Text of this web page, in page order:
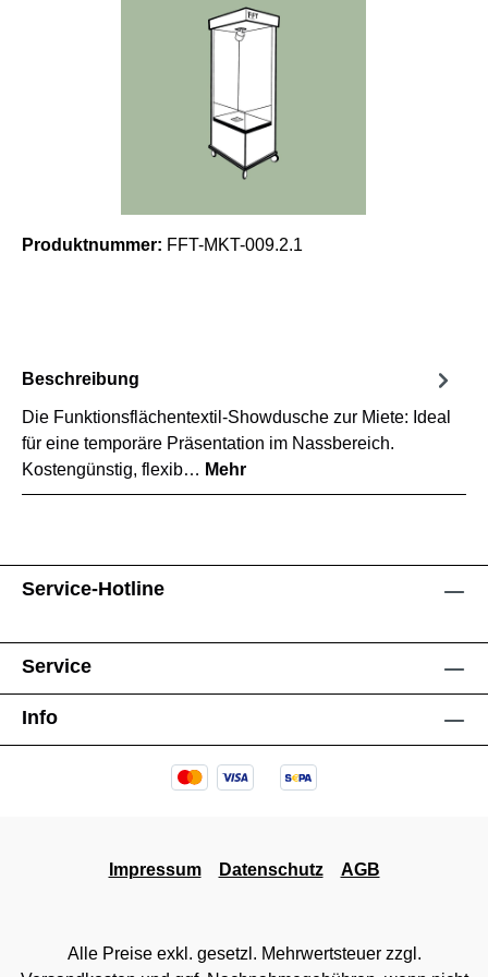
Produktnummer: FFT-MKT-009.2.1
Beschreibung
Die Funktionsflächentextil-Showdusche zur Miete: Ideal
für eine temporäre Präsentation im Nassbereich.
Kostengünstig, flexib… Mehr
Service-Hotline
Service
Info
Impressum Datenschutz AGB
Alle Preise exkl. gesetzl. Mehrwertsteuer zzgl.